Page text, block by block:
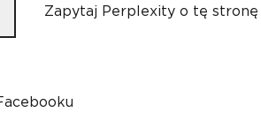
Zapytaj Perplexity o tę stronę